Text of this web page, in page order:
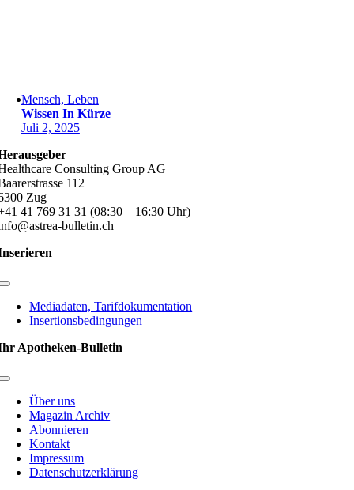
Mensch, Leben
Wissen In Kürze
Juli 2, 2025
Consulting Group AG
112
Zug
41 769 31 31 (08:30 – 16:30 Uhr)
bulletin.ch
Toggle
NavigationMediadaten, Tarifdokumentation
Insertionsbedingungen
Apotheken-Bulletin
Toggle
NavigationÜber uns
Magazin Archiv
Abonnieren
Kontakt
Impressum
Datenschutzerklärung